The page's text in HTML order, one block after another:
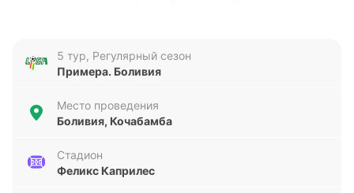
Анализ формы команд
период – в последних пяти матчах команда
мяча и пропустив 13. Такая статистика указывает
на проблемы в обороне и недостаток
5 тур, Регулярный сезон
Примера. Боливия
Место проведения
Боливия, Кочабамба
Стадион
Феликс Каприлес